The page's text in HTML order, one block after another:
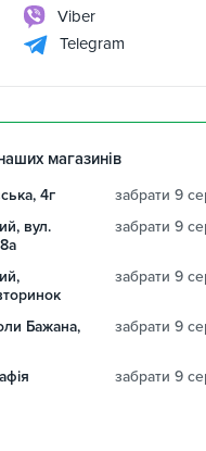
Viber
Telegram
магазинів
4г
забрати 9
вул.
забрати 9
забрати 9
Бажана,
забрати 9
забрати 9